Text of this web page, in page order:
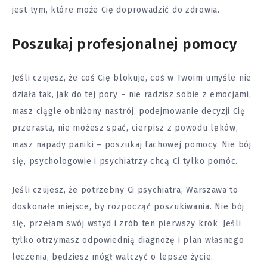
jest tym, które może Cię doprowadzić do zdrowia.
Poszukaj profesjonalnej pomocy
Jeśli czujesz, że coś Cię blokuje, coś w Twoim umyśle nie
działa tak, jak do tej pory – nie radzisz sobie z emocjami,
masz ciągle obniżony nastrój, podejmowanie decyzji Cię
przerasta, nie możesz spać, cierpisz z powodu lęków,
masz napady paniki – poszukaj fachowej pomocy. Nie bój
się, psychologowie i psychiatrzy chcą Ci tylko pomóc.
Jeśli czujesz, że potrzebny Ci psychiatra, Warszawa to
doskonałe miejsce, by rozpocząć poszukiwania. Nie bój
się, przełam swój wstyd i zrób ten pierwszy krok. Jeśli
tylko otrzymasz odpowiednią diagnozę i plan własnego
leczenia, będziesz mógł walczyć o lepsze życie.